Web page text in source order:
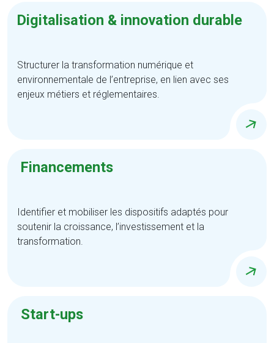
Digitalisation & innovation durable
Structurer la transformation numérique et
environnementale de l’entreprise, en lien avec ses
enjeux métiers et réglementaires.
Financements
Identifier et mobiliser les dispositifs adaptés pour
soutenir la croissance, l’investissement et la
transformation.
Start-ups